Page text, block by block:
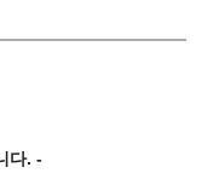
다. -